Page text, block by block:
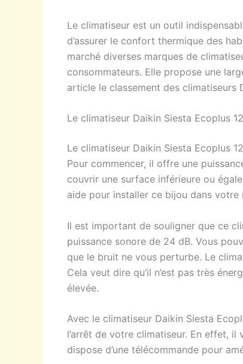
Le climatiseur est un outil
d’assurer le confort thermique des
marché diverses marques de
consommateurs. Elle propose une
article le classement des climatiseurs
Le climatiseur Daikin Siesta Ecoplus
Le climatiseur Daikin Siesta Ecoplus
Pour commencer, il offre une
couvrir une surface inférieure ou
aide pour installer ce bijou dans votre
Il est important de souligner que ce
puissance sonore de 24 dB. Vous
que le bruit ne vous perturbe. Le
Cela veut dire qu’il n’est pas très
élevée.
Avec le climatiseur Daikin Siesta
l’arrêt de votre climatiseur. En effet,
dispose d’une télécommande pour